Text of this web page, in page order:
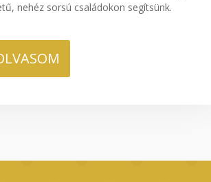
nehéz sorsú családokon segítsünk.